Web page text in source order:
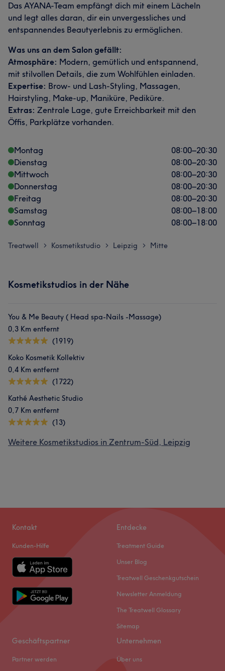
Das AYANA-Team empfängt dich mit einem Lächeln
und legt alles daran, dir ein unvergessliches und
entspannendes Beautyerlebnis zu ermöglichen.
Was uns an dem Salon gefällt:
Atmosphäre: Modern, gemütlich und entspannend,
mit stilvollen Details, die zum Wohlfühlen einladen.
Expertise: Brow- und Lash-Styling, Massagen,
Hairstyling, Make-up, Maniküre, Pediküre.
Extras: Zentrale Lage, gute Erreichbarkeit mit den
Öffis, Parkplätze vorhanden.
Montag 08:00–20:30
Dienstag
08:00–20:30
Mittwoch
08:00–20:30
Donnerstag
08:00–20:30
Freitag
08:00–20:30
Samstag
08:00–18:00
Sonntag
08:00–18:00
Treatwell > Kosmetikstudio > Leipzig > Mitte
Kosmetikstudios in der Nähe
You & Me Beauty ( Head spa-Nails -Massage)
0,3 Km entfernt
(1919)
Koko Kosmetik Kollektiv
0,4 Km entfernt
(1722)
Kathé Aesthetic Studio
0,7 Km entfernt
(13)
Weitere Kosmetikstudios in Zentrum-Süd, Leipzig
Kontakt
Kunden-Hilfe
Entdecke
Treatment Guide
Unser Blog
Treatwell Geschenkgutschein
Newsletter Anmeldung
The Treatwell Glossary
Sitemap
Geschäftspartner
Partner werden
Unternehmen
Über uns